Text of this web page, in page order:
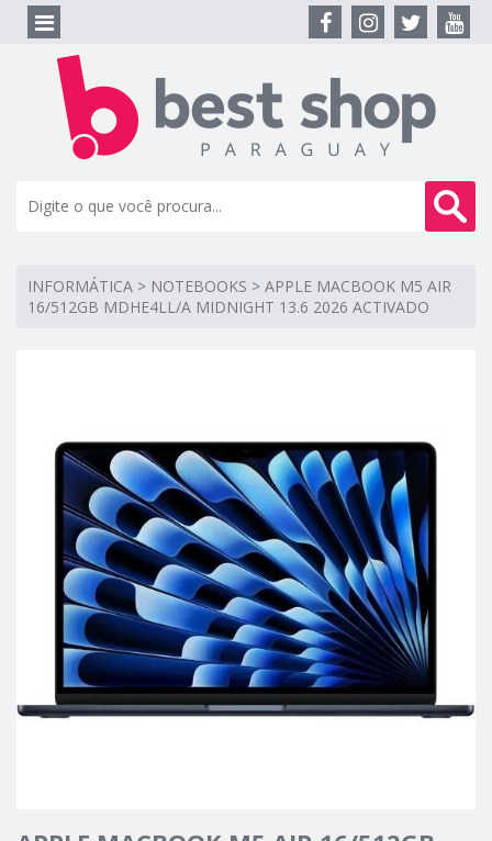
INFORMÁTICA > NOTEBOOKS > APPLE MACBOOK M5 AIR
16/512GB MDHE4LL/A MIDNIGHT 13.6 2026 ACTIVADO